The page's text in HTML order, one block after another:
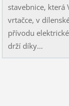
stavebnice, která
vrtačce, v
přívodu
drží díky...